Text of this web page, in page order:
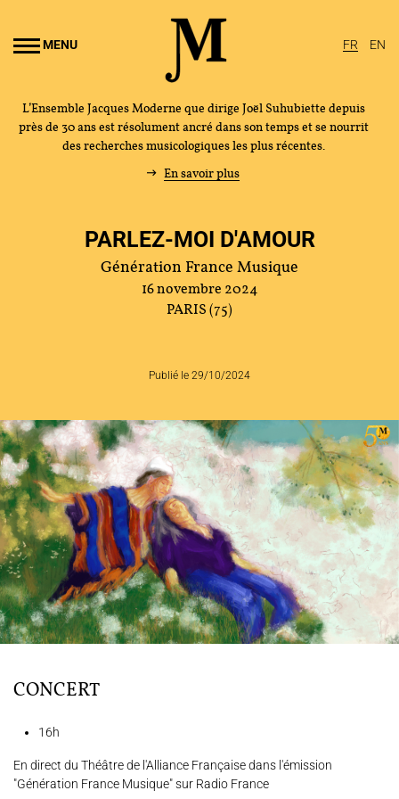
MENU FR EN
L'ENSEMBLE JACQUES MODERNE
JOËL SUHUBIETTE
AGENDA
PROGRAMMES
MÉDIATION CULTURELLE
DISCOGRAPHIE
Nous soutenir
L’Ensemble Jacques Moderne que dirige Joël Suhubiette depuis
près de 30 ans est résolument ancré dans son temps et se nourrit
des recherches musicologiques les plus récentes.
En savoir plus
PARLEZ-MOI D'AMOUR
Génération France Musique
16 novembre 2024
PARIS (75)
Publié le 29/10/2024
CONCERT
16h
En direct du Théâtre de l'Alliance Française dans l'émission
"Génération France Musique" sur Radio France